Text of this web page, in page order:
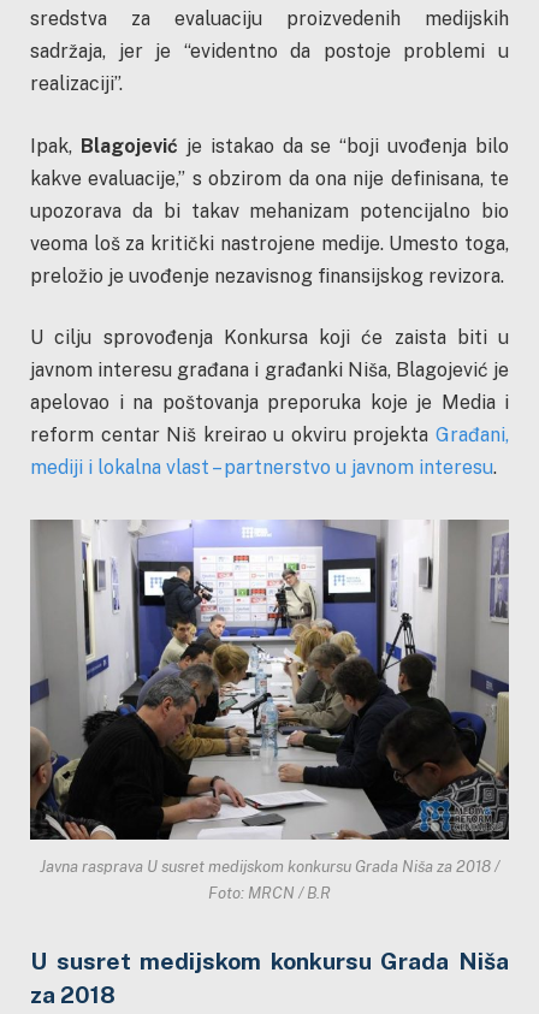
sredstva za evaluaciju proizvedenih medijskih
sadržaja, jer je “evidentno da postoje problemi u
realizaciji”.
Ipak, Blagojević je istakao da se “boji uvođenja bilo
kakve evaluacije,” s obzirom da ona nije definisana, te
upozorava da bi takav mehanizam potencijalno bio
veoma loš za kritički nastrojene medije. Umesto toga,
preložio je uvođenje nezavisnog finansijskog revizora.
U cilju sprovođenja Konkursa koji će zaista biti u
javnom interesu građana i građanki Niša, Blagojević je
apelovao i na poštovanja preporuka koje je Media i
reform centar Niš kreirao u okviru projekta Građani,
mediji i lokalna vlast – partnerstvo u javnom interesu.
Javna rasprava U susret medijskom konkursu Grada Niša za 2018 /
Foto: MRCN / B.R
U susret medijskom konkursu Grada Niša
za 2018